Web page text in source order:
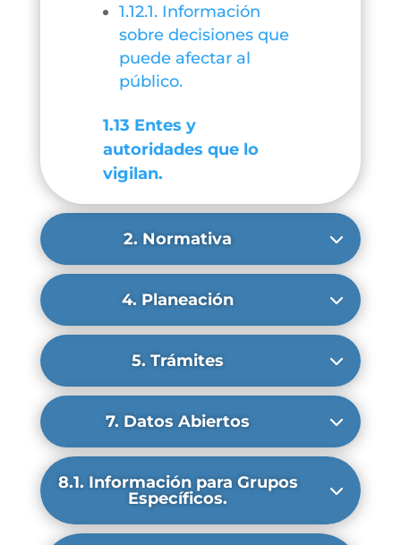
1.12.1. Información
sobre decisiones que
puede afectar al
público.
1.13 Entes y
autoridades que lo
vigilan.
2. Normativa
4. Planeación
5. Trámites
7. Datos Abiertos
8.1. Información para Grupos
Específicos.